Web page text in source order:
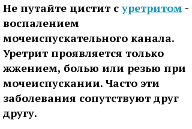
Не путайте цистит суретритом -
воспалением
мочеиспускательного канала.
Уретрит проявляется только
жжением, болью или резью при
мочеиспускании. Часто эти
заболевания сопутствуют друг
другу.